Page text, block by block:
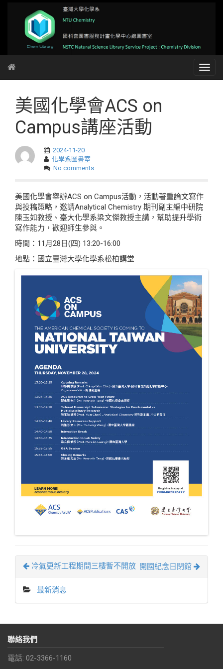
美國化學會ACS on
Campus講座活動
2024-11-20
化學系圖書室
No comments
美國化學會舉辦ACS on Campus活動，活動著重論文寫作
與投稿策略，邀請Analytical Chemistry 期刊副主編中研院
陳玉如教授、臺大化學系梁文傑教授主講，幫助提升學術
寫作能力，歡迎師生參與。
時間：11月28日(四) 13:20-16:00
地點：國立臺灣大學化學系松柏講堂
冷氣更新工程期間三樓暫不開放 開國紀念日閉館
最新消息
聯絡我們
電話: 02-3366-1160